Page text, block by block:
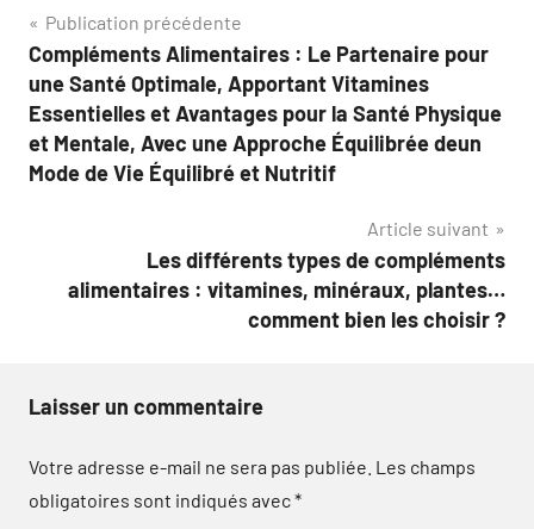
Navigation
de
l’article
Publication précédente
Compléments Alimentaires : Le Partenaire pour
une Santé Optimale, Apportant Vitamines
Essentielles et Avantages pour la Santé Physique
et Mentale, Avec une Approche Équilibrée deun
Mode de Vie Équilibré et Nutritif
Article suivant
Les différents types de compléments
alimentaires : vitamines, minéraux, plantes…
comment bien les choisir ?
Laisser un commentaire
Votre adresse e-mail ne sera pas publiée. Les champs
obligatoires sont indiqués avec*